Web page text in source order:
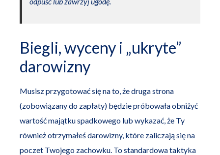
Biegli, wyceny i „ukryte”
darowizny
Musisz przygotować się na to, że druga strona
(zobowiązany do zapłaty) będzie próbowała obniżyć
wartość majątku spadkowego lub wykazać, że Ty
również otrzymałeś darowizny, które zaliczają się na
poczet Twojego zachowku. To standardowa taktyka